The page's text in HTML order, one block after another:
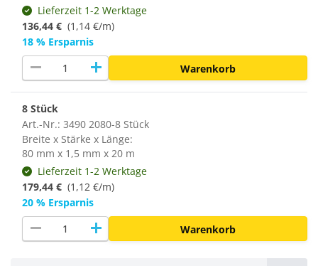
Lieferzeit 1-2 Werktage
136,44 € (1,14 €/m)
18 % Ersparnis
remove add Warenkorb
8 Stück
Art.-Nr.: 3490 2080-8 Stück
Breite x Stärke x Länge:
80 mm x 1,5 mm x 20 m
Lieferzeit 1-2 Werktage
179,44 € (1,12 €/m)
20 % Ersparnis
remove add Warenkorb